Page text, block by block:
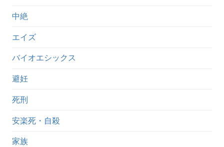
中絶
エイズ
バイオエシックス
避妊
死刑
安楽死・自殺
家族